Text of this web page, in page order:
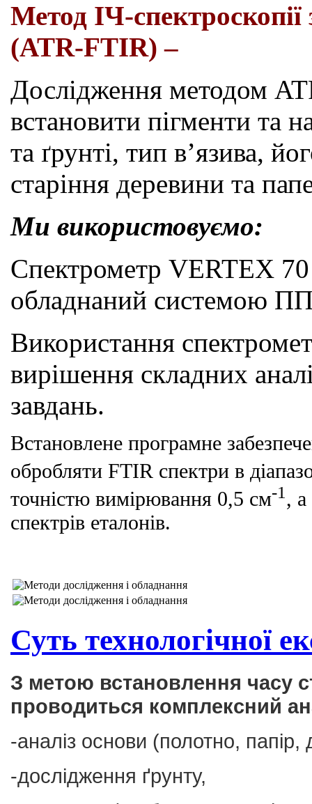
Метод ІЧ-
(ATR-FTIR) –
Дослідження методом
встановити пігменти та
та ґрунті, тип в’язива,
старіння деревини та
Ми використовуємо:
Спектрометр VERTEX
обладнаний системою
Використання
вирішення складних
завдань.
Встановлене програмне
обробляти FTIR спектри в
точністю вимірювання 0,5 см-1 , а
спектрів еталонів.
Суть технологічної
З метою встановлення часу
проводиться комплексний
-аналіз основи (полотно,
-дослідження ґрунту,